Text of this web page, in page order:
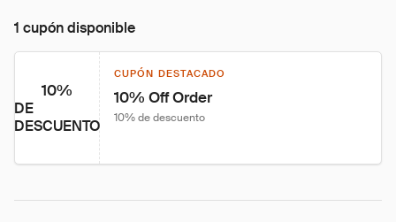
1 cupón disponible
10%
DE
DESCUENTO
CUPÓN DESTACADO
10% Off Order
10% de descuento